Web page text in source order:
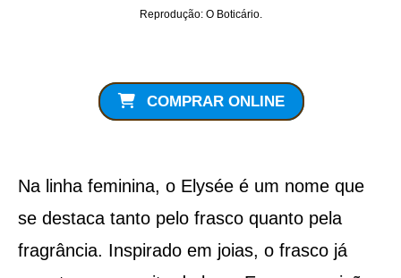
Reprodução: O Boticário.
COMPRAR ONLINE
Na linha feminina, o Elysée é um nome que
se destaca tanto pelo frasco quanto pela
fragrância. Inspirado em joias, o frasco já